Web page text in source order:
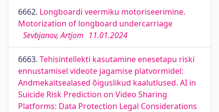
6662. Longboardi veermiku motoriseerimine.
Motorization of longboard undercarriage
Sevbjanov, Artjom 11.01.2024
6663. Tehisintellekti kasutamine enesetapu riski
ennustamisel videote jagamise platvormidel:
Andmekaitsealased õiguslikud kaalutlused. AI in
Suicide Risk Prediction on Video Sharing
Platforms: Data Protection Legal Considerations